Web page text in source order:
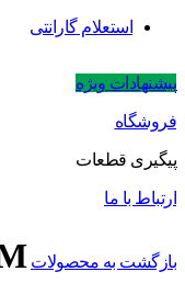
استعلام گارانتی
پیشنهادات ویژه
فروشگاه
پیگیری قطعات
ارتباط با ما
بازگشت به محصولات